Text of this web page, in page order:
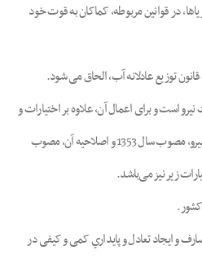
درﯾﺎﻫﺎ، در ﻗﻮاﻧﯿﻦ ﻣﺮﺑﻮﻃﻪ، ﮐﻤﺎﮐﺎن ﺑﻪ ﻗﻮت ﺧﻮد
است و برای اعمال آن، علاوه بر اختیارات و
وظایف مندرج در قانون ﺗﺄﺳﯿﺲ وزارت ﻧﯿﺮو، ﻣﺼﻮب ﺳﺎل 1353 و اﺻﻼﺣﯿﻪ آن، ﻣﺼﻮب
و اﯾﺠﺎد ﺗﻌﺎدل و ﭘﺎﯾﺪاري ﮐﻤﯽ و ﮐﯿﻔﯽ در